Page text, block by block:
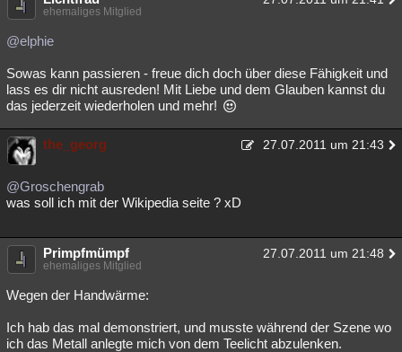
ehemaliges Mitglied
@elphie
Sowas kann passieren - freue dich doch über diese Fähigkeit und
lass es dir nicht ausreden! Mit Liebe und dem Glauben kannst du
das jederzeit wiederholen und mehr!
the_georg 27.07.2011 um 21:43
@Groschengrab
was soll ich mit der Wikipedia seite ? xD
Primpfmümpf 27.07.2011 um 21:48
ehemaliges Mitglied
Wegen der Handwärme:
Ich hab das mal demonstriert, und musste während der Szene wo
ich das Metall anlegte mich von dem Teelicht abzulenken.